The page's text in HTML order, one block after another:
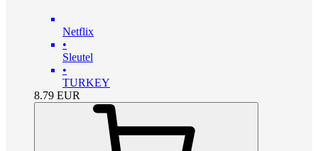
Netflix
•
Sleutel
•
TURKEY
8.79 EUR